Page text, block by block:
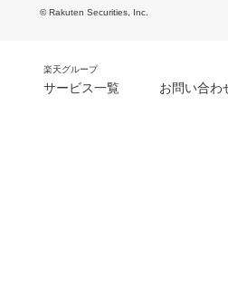
© Rakuten Securities, Inc.
楽天グループ
サービス一覧 お問い合わ